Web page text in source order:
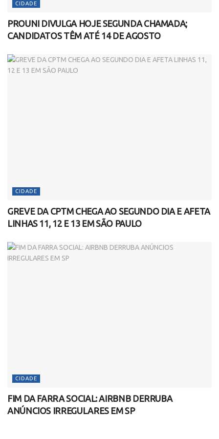
CIDADE
PROUNI DIVULGA HOJE SEGUNDA CHAMADA;
CANDIDATOS TÊM ATÉ 14 DE AGOSTO
CIDADE
GREVE DA CPTM CHEGA AO SEGUNDO DIA E AFETA
LINHAS 11, 12 E 13 EM SÃO PAULO
CIDADE
FIM DA FARRA SOCIAL: AIRBNB DERRUBA
ANÚNCIOS IRREGULARES EM SP